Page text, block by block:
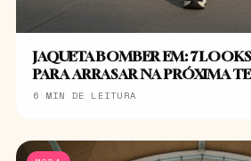
JAQUETA BOMBER EM: 7
PARA ARRASAR NA PRÓXIMA
6 MIN DE LEITURA